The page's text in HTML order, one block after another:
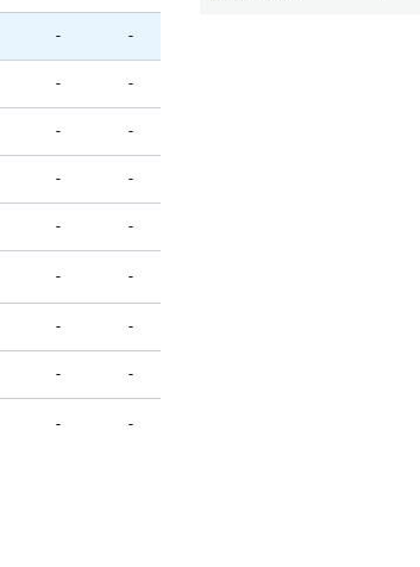
- -
- -
- -
- -
- -
- -
- -
- -
- -